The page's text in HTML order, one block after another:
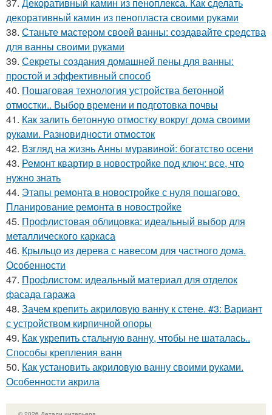
декоративный камин из пенопласта своими руками
38. Станьте мастером своей ванны: создавайте средства
для ванны своими руками
39. Секреты создания домашней пены для ванны:
простой и эффективный способ
40. Пошаговая технология устройства бетонной
отмостки.. Выбор времени и подготовка почвы
41. Как залить бетонную отмостку вокруг дома своими
руками. Разновидности отмосток
42. Взгляд на жизнь Анны муравиной: богатство осени
43. Ремонт квартир в новостройке под ключ: все, что
нужно знать
44. Этапы ремонта в новостройке с нуля пошагово.
Планирование ремонта в новостройке
45. Профлистовая облицовка: идеальный выбор для
металлического каркаса
46. Крыльцо из дерева с навесом для частного дома.
Особенности
47. Профлистом: идеальный материал для отделок
фасада гаража
48. Зачем крепить акриловую ванну к стене. #3: Вариант
с устройством кирпичной опоры
49. Как укрепить стальную ванну, чтобы не шаталась..
Способы крепления ванн
50. Как установить акриловую ванну своими руками.
Особенности акрила